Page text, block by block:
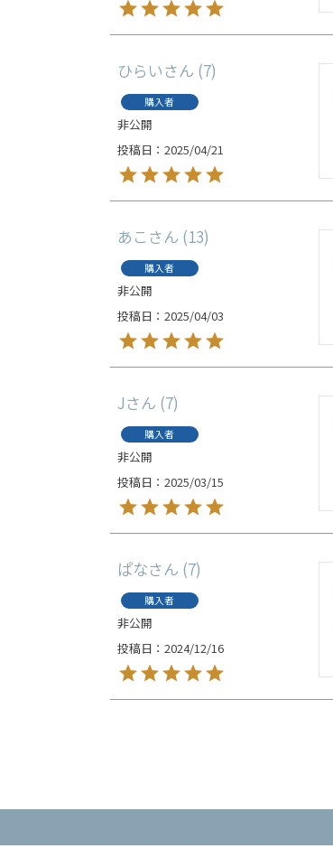
ひらい 7
購入者
非公開
投稿日
2025/04/21
あこ 13
購入者
非公開
投稿日
2025/04/03
J 7
購入者
非公開
投稿日
2025/03/15
ぱな 7
購入者
非公開
投稿日
2024/12/16